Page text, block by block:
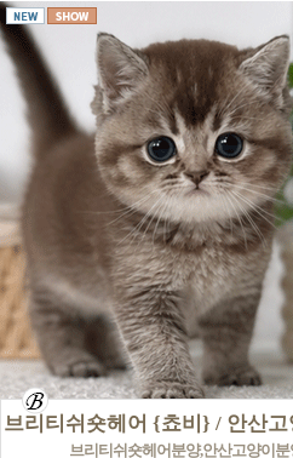
브리티쉬숏헤어 {쵸비} / 안산
브리티쉬숏헤어분양,안산고양이분